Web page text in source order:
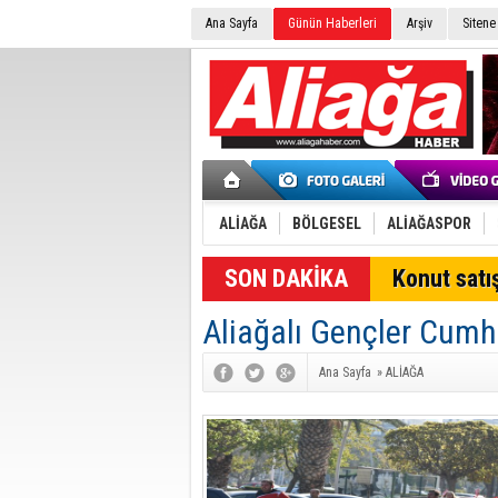
Ana Sayfa Günün Haberleri Arşiv
ALİAĞA BÖLGESEL ALİAĞASPOR
Konut
Aliağalı Gençler
Ana Sayfa » ALİAĞA